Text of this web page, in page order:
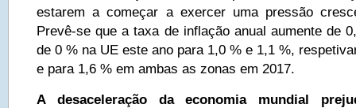
estarem a começar a exercer uma pressão
Prevê-se que a taxa de inflação anual aumente de
de 0 % na UE este ano para 1,0 % e 1,1 %,
e para 1,6 % em ambas as zonas em 2017.
A desaceleração da economia mundial